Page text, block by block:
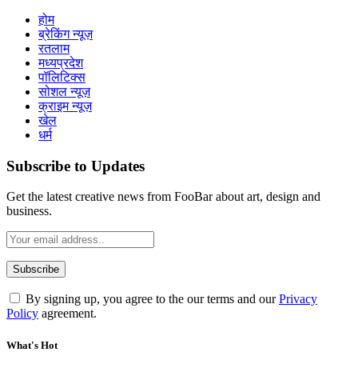
होम
ब्रेकिंग न्यूज़
रतलाम
मध्यप्रदेश
पॉलिटिक्स
सोशल न्यूज़
क्राइम न्यूज़
खेल
धर्म
Subscribe to Updates
Get the latest creative news from FooBar about art, design and
business.
By signing up, you agree to the our terms and ourPrivacy
Policy agreement.
What's Hot